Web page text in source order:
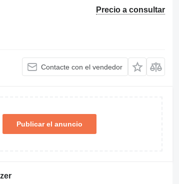
Precio a consultar
Contacte con el vendedor
Publicar el anuncio